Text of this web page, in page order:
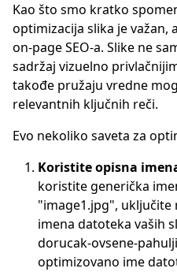
Kao što smo kratko
optimizacija slika je važan,
on-page SEO-a. Slike ne
sadržaj vizuelno
takođe pružaju vredne
relevantnih ključnih reči.
Evo nekoliko saveta za
Koristite opisna
koristite generička
"image1.jpg", uključite
imena datoteka vaših
dorucak-ovsene-
optimizovano ime